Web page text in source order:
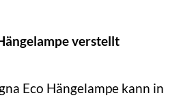
verstellt
Eco Hängelampe kann in